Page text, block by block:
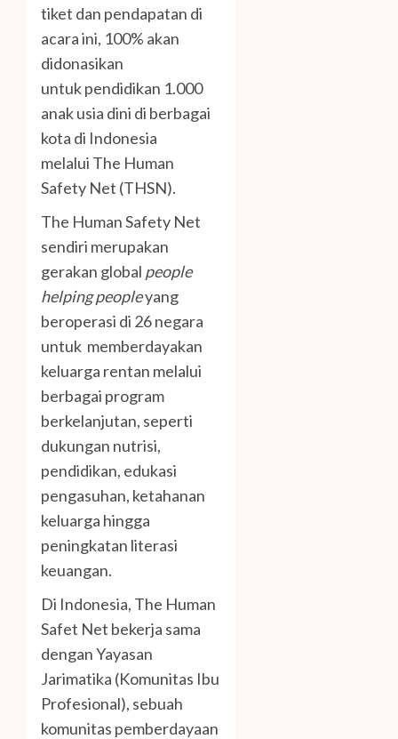
tiket dan pendapatan di
acara ini, 100% akan
didonasikan
untuk pendidikan 1.000
anak usia dini di berbagai
kota di Indonesia
melalui The Human
Safety Net (THSN).
The Human Safety Net
sendiri merupakan
gerakan global people
helping peopleyang
beroperasi di 26 negara
untuk memberdayakan
keluarga rentan melalui
berbagai program
berkelanjutan, seperti
dukungan nutrisi,
pendidikan, edukasi
pengasuhan, ketahanan
keluarga hingga
peningkatan literasi
keuangan.
Di Indonesia, The Human
Safet Net bekerja sama
dengan Yayasan
Jarimatika (Komunitas Ibu
Profesional), sebuah
komunitas pemberdayaan